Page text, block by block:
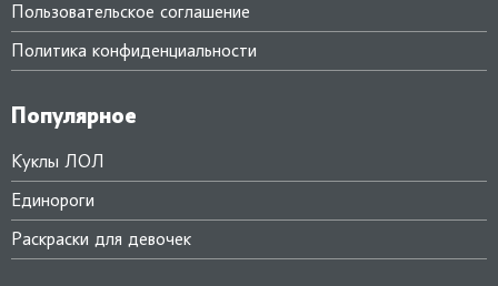
Пользовательское соглашение
Политика конфиденциальности
Популярное
Куклы ЛОЛ
Единороги
Раскраски для девочек